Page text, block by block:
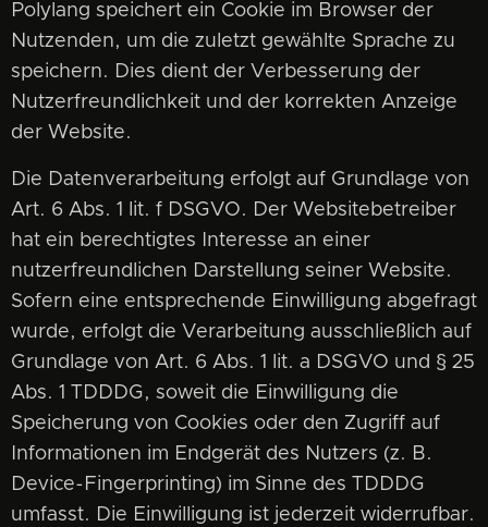
Polylang speichert ein Cookie im Browser der
Nutzenden, um die zuletzt gewählte Sprache zu
speichern. Dies dient der Verbesserung der
Nutzerfreundlichkeit und der korrekten Anzeige
der Website.
Die Datenverarbeitung erfolgt auf Grundlage von
Art. 6 Abs. 1 lit. f DSGVO. Der Websitebetreiber
hat ein berechtigtes Interesse an einer
nutzerfreundlichen Darstellung seiner Website.
Sofern eine entsprechende Einwilligung abgefragt
wurde, erfolgt die Verarbeitung ausschließlich auf
Grundlage von Art. 6 Abs. 1 lit. a DSGVO und § 25
Abs. 1 TDDDG, soweit die Einwilligung die
Speicherung von Cookies oder den Zugriff auf
Informationen im Endgerät des Nutzers (z. B.
Device-Fingerprinting) im Sinne des TDDDG
umfasst. Die Einwilligung ist jederzeit widerrufbar.